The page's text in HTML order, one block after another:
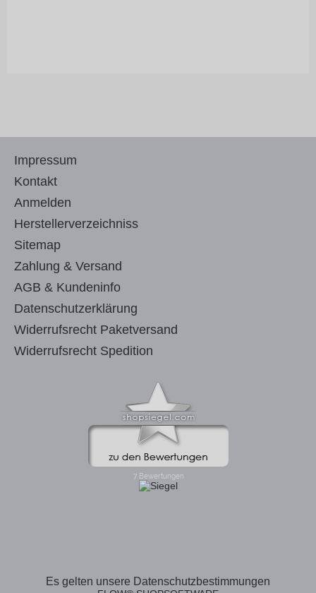
Impressum
Kontakt
Anmelden
Herstellerverzeichniss
Sitemap
Zahlung & Versand
AGB & Kundeninfo
Datenschutzerklärung
Widerrufsrecht Paketversand
Widerrufsrecht Spedition
Es gelten unsere Datenschutzbestimmungen